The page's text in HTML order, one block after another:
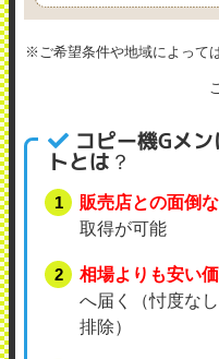
※ご希望条件や地域によって
コピー機Gメ
トとは？
販売店との面倒
取得が可能
相場よりも安い
へ届く（忖度な
排除）